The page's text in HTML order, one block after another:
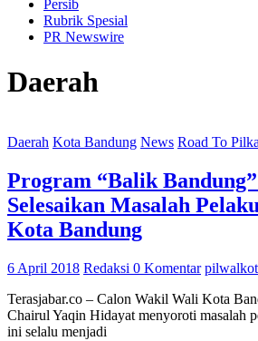
Persib
Rubrik Spesial
PR Newswire
Daerah
Daerah Kota Bandung News Road To
Program “Balik
Selesaikan Masalah
Kota Bandung
6 April 2018 Redaksi 0 Komentar
Terasjabar.co – Calon Wakil Wali Kota
Chairul Yaqin Hidayat menyoroti masalah
ini selalu menjadi